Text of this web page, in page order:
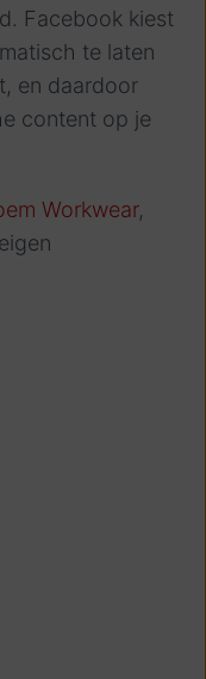
Facebook kiest
te laten
en daardoor
content op je
Workwear,